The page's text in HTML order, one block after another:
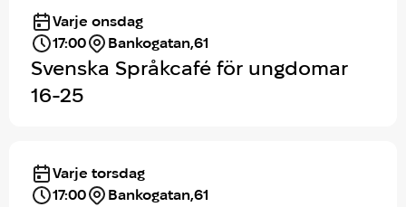
Varje onsdag
17:00
Bankogatan,61
Svenska Språkcafé för ungdomar
16-25
Varje torsdag
17:00
Bankogatan,61